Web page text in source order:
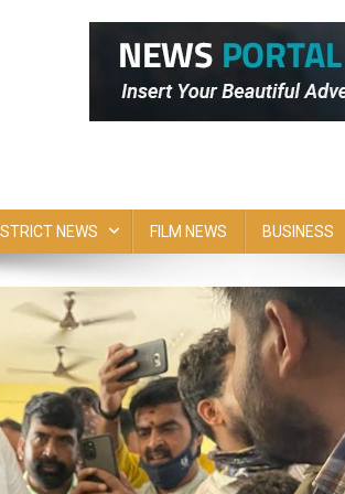
NEWS FILM NEWS BUSINESS